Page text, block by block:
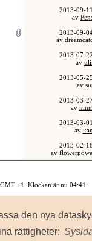
den nya
rättigheter:
2013-09-11
av
2013-09-
av
2013-07-22
av
2013-05-25
av
2013-03-
av
2013-03-01
av
2013-02-18
av
+1. Klockan är nu 04:41
by vBulletin® Version 3.8.8
- 2026, Jelsoft Enterprises